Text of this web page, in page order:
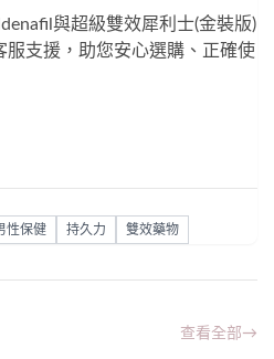
與超級雙效犀利士(金裝版)
服支援，助您安心選購、正確使
性保健 持久力 雙效藥物
查看全部→